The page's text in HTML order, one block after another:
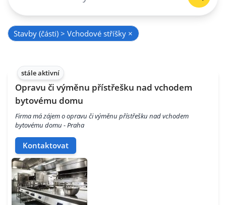
Stavby (části) > Vchodové stříšky ×
stále aktivní
Opravu či výměnu přístřešku nad vchodem
bytovému domu
Firma má zájem o opravu či výměnu přístřešku nad vchodem
bytovému domu - Praha
Kontaktovat